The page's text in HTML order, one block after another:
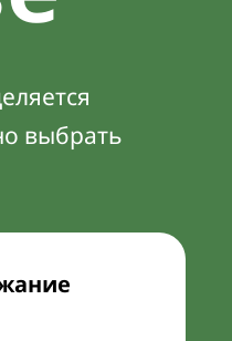
выбрать